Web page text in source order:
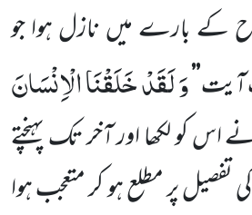
کے بارے میں نازل ہوا جو
آیت’’وَ لَقَدْ خَلَقْنَا الْاِنْسَانَ
کو لکھا اور آخر تک پہنچتے
تفصیل پر مطلع ہو کر متعجب ہوا